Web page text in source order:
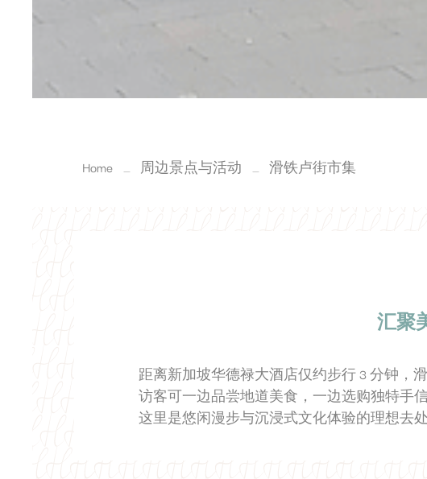
Home 周边景点与活动 滑铁卢街市集
汇聚
距离新加坡华德禄大酒店仅约步行 3 分钟，
访客可一边品尝地道美食，一边选购独特手
这里是悠闲漫步与沉浸式文化体验的理想去处